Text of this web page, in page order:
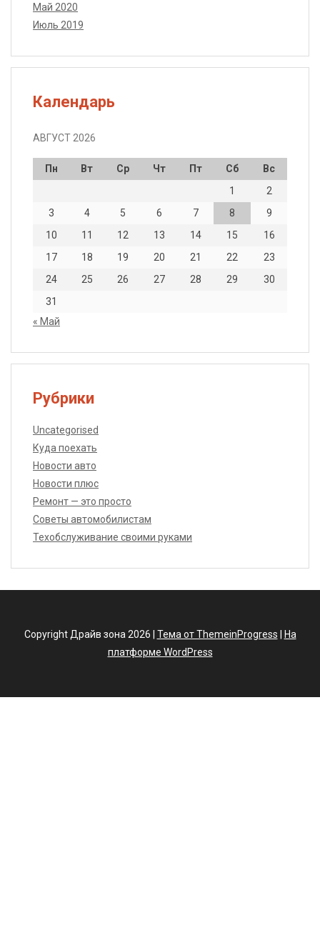
Май 2020
Июль 2019
Календарь
АВГУСТ 2026
Пн Вт Ср Чт Пт Сб
Вс
1
2
3
4 5 6 7 8
9
10
11 12 13 14 15
16
17
18 19 20 21 22
23
24
25 26 27 28 29
30
31
« Май
Рубрики
Uncategorised
Куда поехать
Новости авто
Новости плюс
Ремонт — это просто
Советы автомобилистам
Техобслуживание своими руками
Copyright Драйв зона 2026 | Тема от ThemeinProgress
На
платформе WordPress